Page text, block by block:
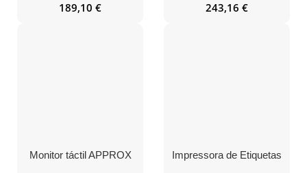
189,10 €
243,16 €
Monitor táctil APPROX
Impressora de Etiquetas